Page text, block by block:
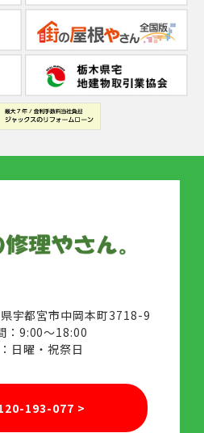
宇都宮市中岡本町3718-9
：9:00～18:00
日曜・祝祭日
193-077 >